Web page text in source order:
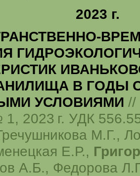
2023 г.
В ГОДЫ
УСЛОВИЯМИ //
1, 2023 г. УДК
М.Г.,
Е.Р.,
А.Б., Федорова